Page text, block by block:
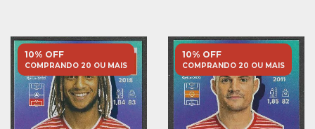
10% OFF
COMPRANDO 20 OU MAIS
10% OFF
COMPRANDO 20 OU MAIS